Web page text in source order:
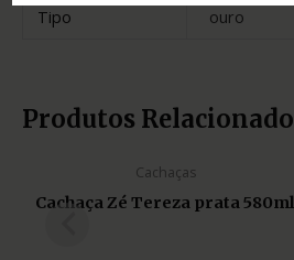
Tipo
ouro
Produtos
Cachaças
Cachaça Zé Tereza prata 580ml